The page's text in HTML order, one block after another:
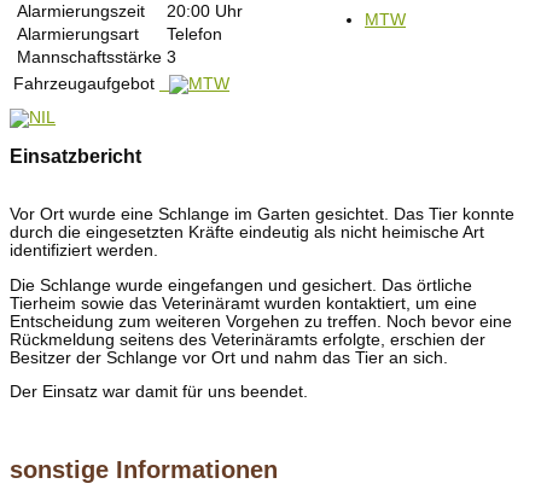
Alarmierungszeit
20:00 Uhr
Alarmierungsart
Telefon
Mannschaftsstärke 3
MTW
Fahrzeugaufgebot
Einsatzbericht
Vor Ort wurde eine Schlange im Garten gesichtet. Das Tier konnte
durch die eingesetzten Kräfte eindeutig als nicht heimische Art
identifiziert werden.
Die Schlange wurde eingefangen und gesichert. Das örtliche
Tierheim sowie das Veterinäramt wurden kontaktiert, um eine
Entscheidung zum weiteren Vorgehen zu treffen. Noch bevor eine
Rückmeldung seitens des Veterinäramts erfolgte, erschien der
Besitzer der Schlange vor Ort und nahm das Tier an sich.
Der Einsatz war damit für uns beendet.
sonstige Informationen